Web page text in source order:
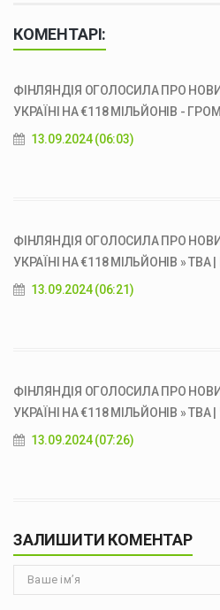
КОМЕНТАРІ:
ФІНЛЯНДІЯ ОГОЛОСИЛА ПРО
УКРАЇНІ НА €118 МІЛЬЙОНІВ -
13.09.2024 (06:03)
ФІНЛЯНДІЯ ОГОЛОСИЛА ПРО
УКРАЇНІ НА €118 МІЛЬЙОНІВ » ТВА |
13.09.2024 (06:21)
ФІНЛЯНДІЯ ОГОЛОСИЛА ПРО
УКРАЇНІ НА €118 МІЛЬЙОНІВ » ТВА |
13.09.2024 (07:26)
ЗАЛИШИТИ КОМЕНТАР